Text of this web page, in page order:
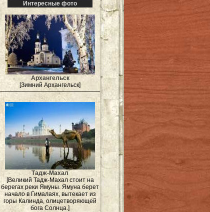
Интересные фото
Архангельск
[Зимний Архангельск]
Тадж-Махал
[Великий Тадж-Махал стоит на
берегах реки Ямуны. Ямуна берет
начало в Гималаях, вытекает из
горы Калинда, олицетворяющей
бога Солнца.]